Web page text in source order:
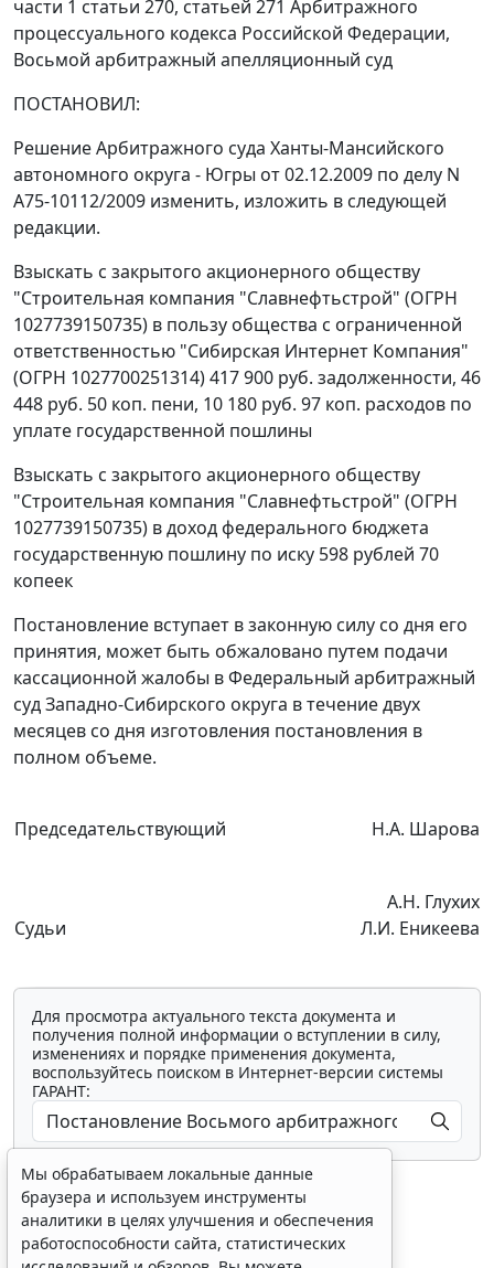
части 1 статьи 270, статьей 271 Арбитражного
процессуального кодекса Российской Федерации,
Восьмой арбитражный апелляционный суд
ПОСТАНОВИЛ:
Решение Арбитражного суда Ханты-Мансийского
автономного округа - Югры от 02.12.2009 по делу N
А75-10112/2009 изменить, изложить в следующей
редакции.
Взыскать с закрытого акционерного обществу
"Строительная компания "Славнефтьстрой" (ОГРН
1027739150735) в пользу общества с ограниченной
ответственностью "Сибирская Интернет Компания"
(ОГРН 1027700251314) 417 900 руб. задолженности, 46
448 руб. 50 коп. пени, 10 180 руб. 97 коп. расходов по
уплате государственной пошлины
Взыскать с закрытого акционерного обществу
"Строительная компания "Славнефтьстрой" (ОГРН
1027739150735) в доход федерального бюджета
государственную пошлину по иску 598 рублей 70
копеек
Постановление вступает в законную силу со дня его
принятия, может быть обжаловано путем подачи
кассационной жалобы в Федеральный арбитражный
суд Западно-Сибирского округа в течение двух
месяцев со дня изготовления постановления в
полном объеме.
Председательствующий Н.А. Шарова
Судьи
А.Н. Глухих
Л.И. Еникеева
Для просмотра актуального текста документа и
получения полной информации о вступлении в силу,
изменениях и порядке применения документа,
воспользуйтесь поиском в Интернет-версии системы
ГАРАНТ:
Мы обрабатываем локальные данные
браузера и используем инструменты
аналитики в целях улучшения и обеспечения
работоспособности сайта, статистических